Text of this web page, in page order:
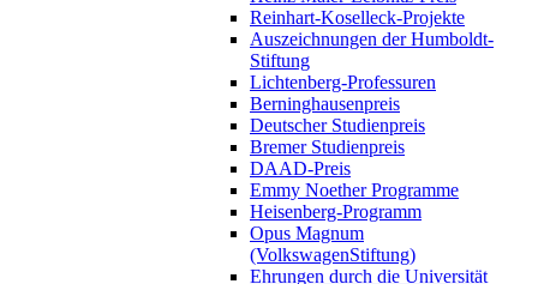
Reinhart-Koselleck-Projekte
Auszeichnungen der Humboldt-
Stiftung
Lichtenberg-Professuren
Berninghausenpreis
Deutscher Studienpreis
Bremer Studienpreis
DAAD-Preis
Emmy Noether Programme
Heisenberg-Programm
Opus Magnum
(VolkswagenStiftung)
Ehrungen durch die Universität